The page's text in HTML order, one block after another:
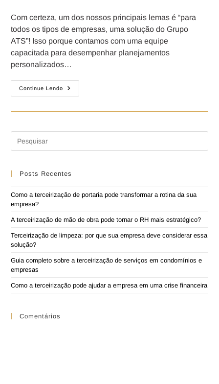
Com certeza, um dos nossos principais lemas é “para
todos os tipos de empresas, uma solução do Grupo
ATS”! Isso porque contamos com uma equipe
capacitada para desempenhar planejamentos
personalizados…
Continue Lendo
Posts Recentes
Como a terceirização de portaria pode transformar a rotina da sua
empresa?
A terceirização de mão de obra pode tornar o RH mais estratégico?
Terceirização de limpeza: por que sua empresa deve considerar essa
solução?
Guia completo sobre a terceirização de serviços em condomínios e
empresas
Como a terceirização pode ajudar a empresa em uma crise financeira
Comentários